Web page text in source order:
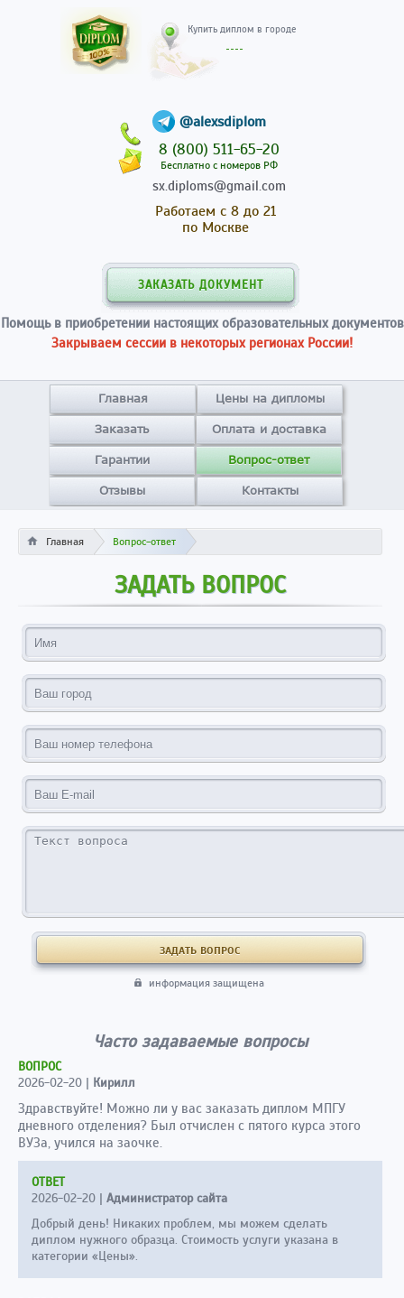
@alexsdiplom
8 (800) 511-65-20
Бесплатно с номеров РФ
sx.diploms@gmail.com
Работаем с 8 до 21
по Москве
ЗАКАЗАТЬ ДОКУМЕНТ
Помощь в приобретении настоящих образовательных документов
Закрываем сессии в некоторых регионах России!
Главная Цены на дипломы
Заказать Оплата и доставка
Гарантии Вопрос-ответ
Отзывы Контакты
Главная Вопрос-ответ
ЗАДАТЬ ВОПРОС
информация защищена
Часто задаваемые вопросы
ВОПРОС
2026-02-20 | Кирилл
Здравствуйте! Можно ли у вас заказать диплом МПГУ
дневного отделения? Был отчислен с пятого курса этого
ВУЗа, учился на заочке.
ОТВЕТ
2026-02-20 | Администратор сайта
Добрый день! Никаких проблем, мы можем сделать
диплом нужного образца. Стоимость услуги указана в
категории «Цены».